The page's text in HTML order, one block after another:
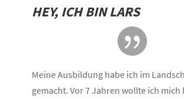
HEY, ICH BIN LARS

Meine Ausbildung habe ich im
gemacht. Vor 7 Jahren wollte ich